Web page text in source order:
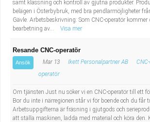
samt klassning och kontroll av gjutna produkter.
belägen i Österbybruk, med bra pendlarmöjligheter
Gävle. Arbetsbeskrivning: Som CNC-operatör kommer
bearbetning av...
Visa mer
Resande CNC-operatör
Ansök Mar 13 Ikett Personalpartner AB
operatör
Om tjänsten Just nu söker vi en CNC-operatör till ett
Bor du inte i närregionen står vi för boende och du får
Arbetsuppgifterna är fräsning i gjutgods och
att ställa maskinen, ladda med material och köra den.